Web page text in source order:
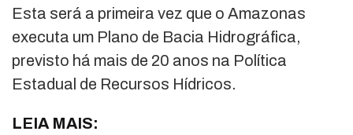
Esta será a primeira vez que o Amazonas
executa um Plano de Bacia Hidrográfica,
previsto há mais de 20 anos na Política
Estadual de Recursos Hídricos.
LEIA MAIS: